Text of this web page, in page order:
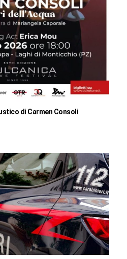
di Carmen Consoli